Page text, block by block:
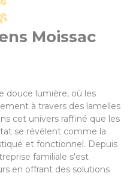
Moissac
douce lumière, où les
à travers des lamelles
cet univers raffiné que les
se révèlent comme la
et fonctionnel. Depuis
familiale s'est
en offrant des solutions